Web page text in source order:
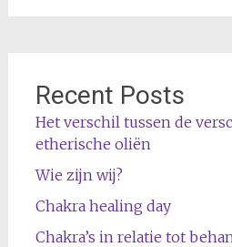
Recent Posts
Het verschil tussen de
etherische oliën
Wie zijn wij?
Chakra healing day
Chakra’s in relatie tot